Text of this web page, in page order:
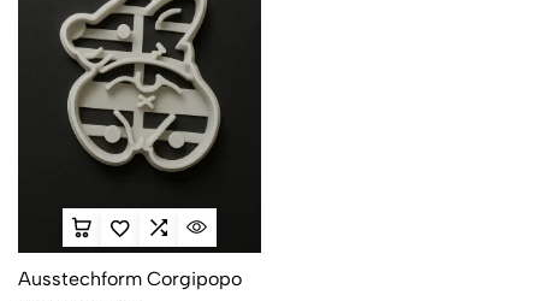
Ausstechform Corgipopo